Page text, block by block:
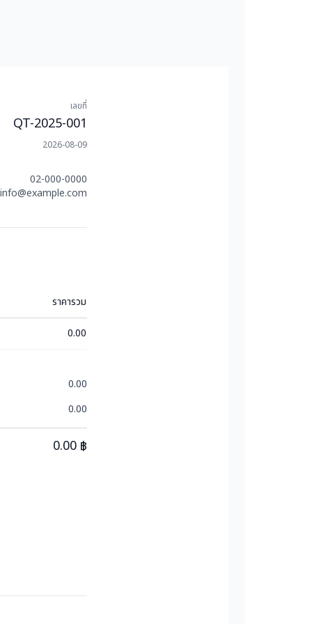
เลขที่
QT-2025-001
2026-08-09
02-000-0000
info@example.com
ราคารวม
0.00
0.00
0.00
0.00 ฿